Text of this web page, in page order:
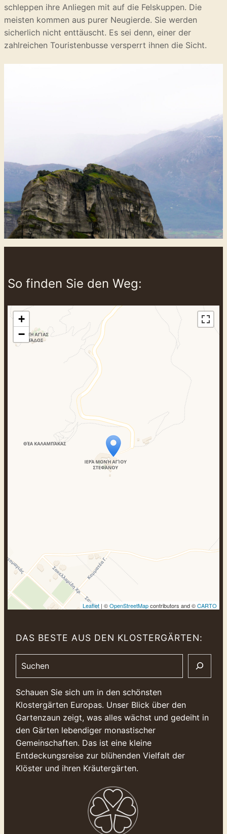
schleppen ihre Anliegen mit auf die Felskuppen. Die
meisten kommen aus purer Neugierde. Sie werden
sicherlich nicht enttäuscht. Es sei denn, einer der
zahlreichen Touristenbusse versperrt ihnen die Sicht.
So finden Sie den Weg:
Travelers‘ Map wird geladen …
Wenn du dies siehst, nachdem deine
Seite vollständig geladen wurde,
fehlen leafletJS-Dateien.
+
−
Leaflet| ©OpenStreetMapcontributors and ©CARTO
DAS BESTE AUS DEN KLOSTERGÄRTEN:
Schauen Sie sich um in den schönsten
Klostergärten Europas. Unser Blick über den
Gartenzaun zeigt, was alles wächst und gedeiht in
den Gärten lebendiger monastischer
Gemeinschaften. Das ist eine kleine
Entdeckungsreise zur blühenden Vielfalt der
Klöster und ihren Kräutergärten.